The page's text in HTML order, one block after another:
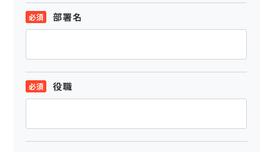
部署名
役職